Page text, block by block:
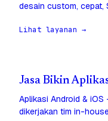
desain custom, cepat,
Lihat layanan →
Jasa Bikin
Aplikasi Android &
dikerjakan tim in-